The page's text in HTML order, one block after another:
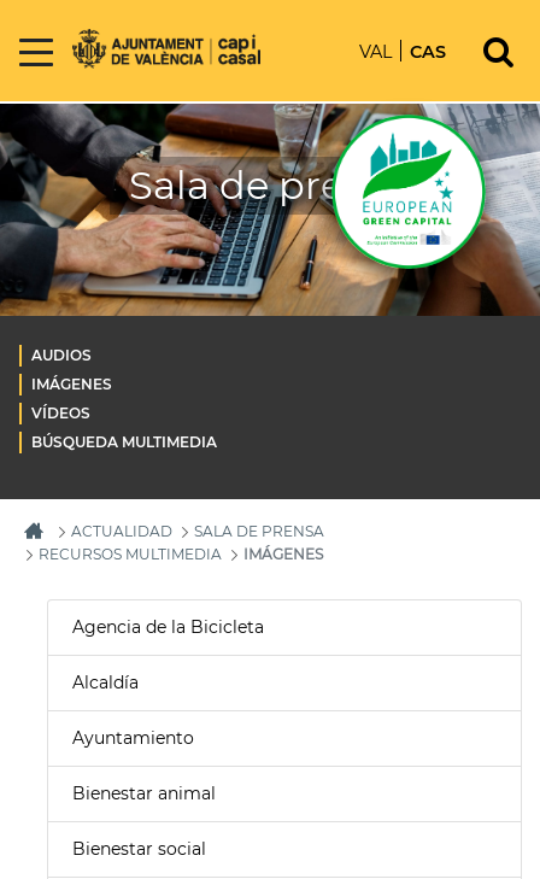
VAL CAS
Sala de prensa
AUDIOS
IMÁGENES
VÍDEOS
BÚSQUEDA MULTIMEDIA
ACTUALIDAD
SALA DE PRENSA
RECURSOS MULTIMEDIA
IMÁGENES
Agencia de la Bicicleta
Alcaldía
Ayuntamiento
Bienestar animal
Bienestar social